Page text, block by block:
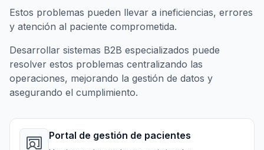
Estos problemas pueden llevar a ineficiencias, errores
y atención al paciente comprometida.
Desarrollar sistemas B2B especializados puede
resolver estos problemas centralizando las
operaciones, mejorando la gestión de datos y
asegurando el cumplimiento.
Portal de gestión de pacientes